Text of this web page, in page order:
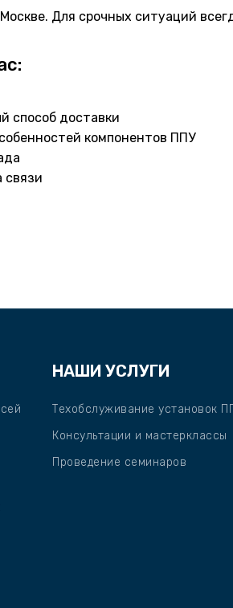
Для срочных ситуаций
способ доставки
компонентов ППУ
связи
НАШИ УСЛУГИ
Техобслуживание установок
Консультации и мастерклассы
Проведение семинаров